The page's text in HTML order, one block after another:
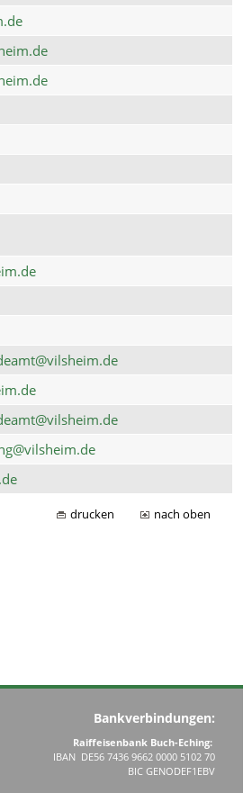
drucken nach oben
Bankverbindungen:
Raiffeisenbank Buch-Eching:
IBAN DE56 7436 9662 0000 5102 70
BIC GENODEF1EBV